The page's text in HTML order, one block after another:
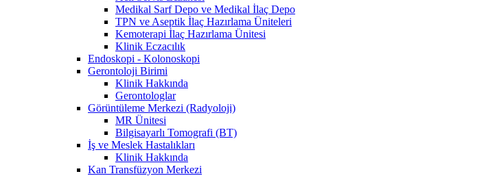
Medikal Sarf Depo ve Medikal İlaç Depo
TPN ve Aseptik İlaç Hazırlama Üniteleri
Kemoterapi İlaç Hazırlama Ünitesi
Klinik Eczacılık
Endoskopi - Kolonoskopi
Gerontoloji Birimi
Klinik Hakkında
Gerontologlar
Görüntüleme Merkezi (Radyoloji)
MR Ünitesi
Bilgisayarlı Tomografi (BT)
İş ve Meslek Hastalıkları
Klinik Hakkında
Kan Transfüzyon Merkezi